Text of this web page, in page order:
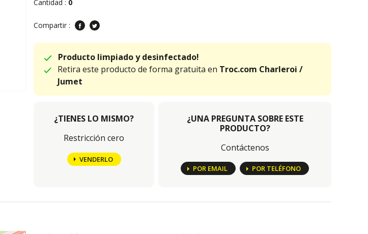
Cantidad : 0
Compartir :
Producto limpiado y desinfectado!
Retira este producto de forma gratuita en Troc.com Charleroi /
Jumet
¿TIENES LO MISMO?
Restricción cero
VENDERLO
¿UNA PREGUNTA SOBRE ESTE
PRODUCTO?
Contáctenos
POR EMAIL POR TELÉFONO